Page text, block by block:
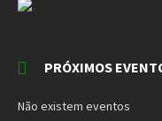
PRÓXIMOS
Não existem eventos